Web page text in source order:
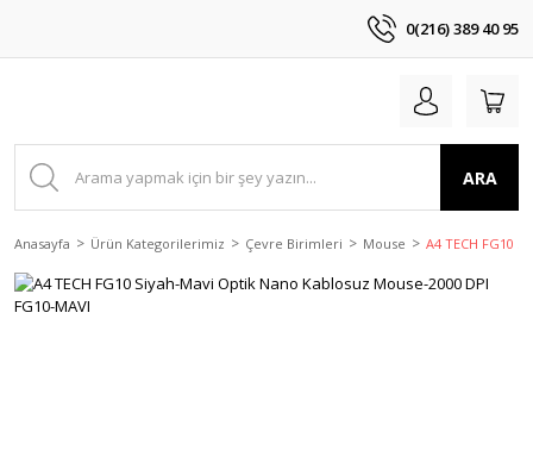
0(216) 389 40 95
ARA
Anasayfa Ürün Kategorilerimiz Çevre Birimleri Mouse A4 TECH FG10